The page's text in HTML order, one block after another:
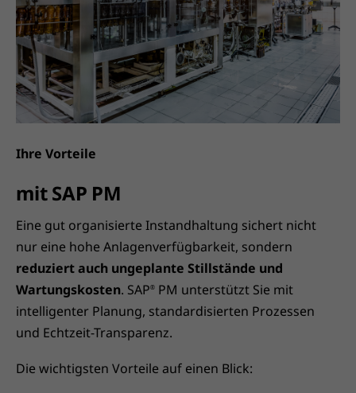
Ihre Vorteile
mit SAP PM
Eine gut organisierte Instandhaltung sichert nicht
nur eine hohe Anlagenverfügbarkeit, sondern
reduziert auch ungeplante Stillstände und
Wartungskosten. SAP® PM unterstützt Sie mit
intelligenter Planung, standardisierten Prozessen
und Echtzeit-Transparenz.
Die wichtigsten Vorteile auf einen Blick: